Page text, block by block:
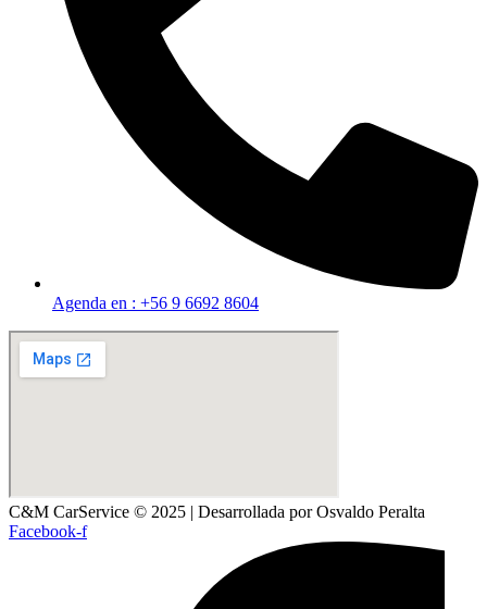
Agenda en : +56 9 6692 8604
C&M CarService © 2025 | Desarrollada por Osvaldo Peralta
Facebook-f